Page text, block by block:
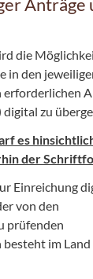
die
in den
digital zu
es
der
Einreichung
von den
prüfenden
im